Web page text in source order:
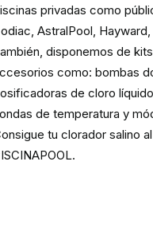
privadas como
AstralPool,
disponemos de
como: bombas
de cloro
de temperatura y
tu clorador salino